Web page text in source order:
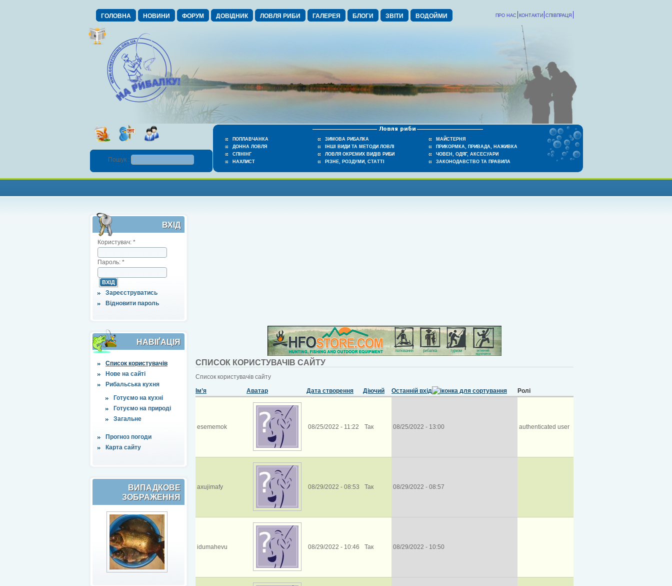
ГОЛОВНА НОВИНИ ФОРУМ ДОВІДНИК ЛОВЛЯ РИБИ ГАЛЕРЕЯ БЛОГИ ЗВІТИ ВОДОЙМИ СПІВПРАЦЯ
КОНТАКТИ
ПРО НАС
ПОПЛАВЧАНКА
ДОННА ЛОВЛЯ
СПІНІНГ
НАХЛИСТ
ЗИМОВА РИБАЛКА
ІНШІ ВИДИ ТА МЕТОДИ ЛОВЛІ
ЛОВЛЯ ОКРЕМИХ ВИДІВ РИБИ
РІЗНЕ, РОЗДУМИ, СТАТТІ
МАЙСТЕРНЯ
ПРИКОРМКА, ПРИВАДА, НАЖИВКА
ЧОВЕН, ОДЯГ, АКСЕСУАРИ
ЗАКОНОДАВСТВО ТА ПРАВИЛА
Пошук :
ВХІД
Користувач: *
Пароль: *
Зареєструватись
Відновити пароль
НАВІҐАЦІЯ
Список користувачів
Нове на сайті
Рибальська кухня
Готуємо на кухні
Готуємо на природі
Загальне
Прогноз погоди
Карта сайту
ВИПАДКОВЕ
ЗОБРАЖЕННЯ
СПИСОК КОРИСТУВАЧІВ САЙТУ
Список користувачів сайту
Ім’я
Аватар Дата створення Діючий Останній вхід Ролі
esememok 08/25/2022 - 11:22 Так 08/25/2022 - 13:00 authenticated user
axujimafy 08/29/2022 - 08:53 Так 08/29/2022 - 08:57
idumahevu 08/29/2022 - 10:46 Так 08/29/2022 - 10:50